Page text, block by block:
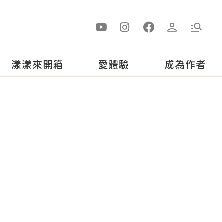
漾漾來開箱 愛體驗 成為作者